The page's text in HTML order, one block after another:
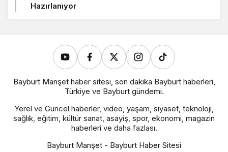
Hazırlanıyor
Bayburt Manşet haber sitesi, son dakika Bayburt haberleri,
Türkiye ve Bayburt gündemi.
Yerel ve Güncel haberler, video, yaşam, siyaset, teknoloji,
sağlık, eğitim, kültür sanat, asayiş, spor, ekonomi, magazin
haberleri ve daha fazlası.
Bayburt Manşet - Bayburt Haber Sitesi